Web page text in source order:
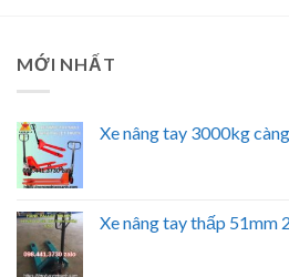
MỚI NHẤT
Xe nâng tay 3000kg
Xe nâng tay thấp 51mm